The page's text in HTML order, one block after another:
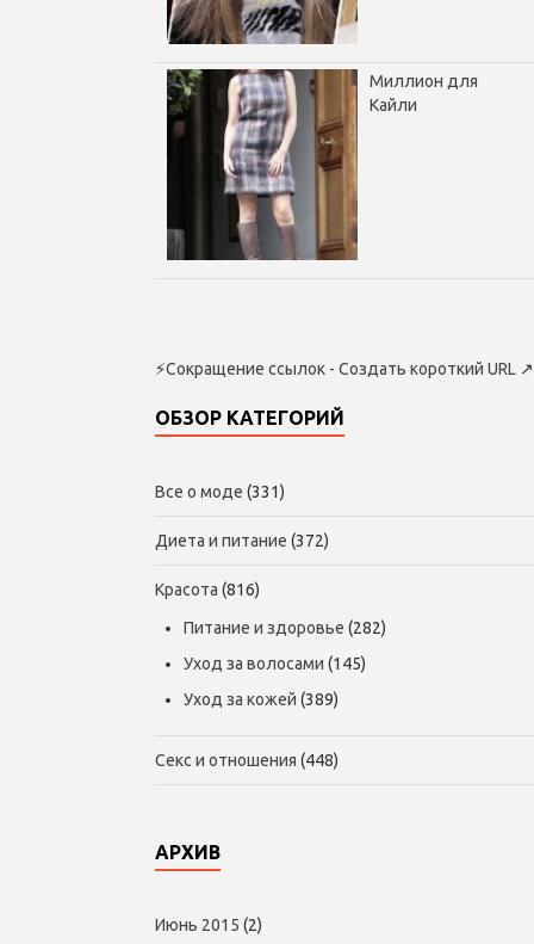
Миллион для
Кайли
⚡Сокращение ссылок - Создать короткий URL ↗
ОБЗОР КАТЕГОРИЙ
Все о моде (331)
Диета и питание (372)
Красота (816)
Питание и здоровье (282)
Уход за волосами (145)
Уход за кожей (389)
Секс и отношения (448)
АРХИВ
Июнь 2015 (2)